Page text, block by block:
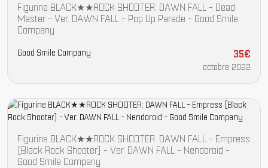
Figurine BLACK★★ROCK SHOOTER: DAWN FALL - Dead
Master - Ver. DAWN FALL - Pop Up Parade - Good Smile
Company
Good Smile Company 35€
octobre 2022
Figurine BLACK★★ROCK SHOOTER: DAWN FALL - Empress
[Black Rock Shooter] - Ver. DAWN FALL - Nendoroid -
Good Smile Company